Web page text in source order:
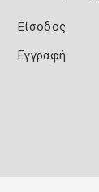
Είσοδος
Εγγραφή